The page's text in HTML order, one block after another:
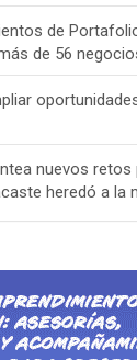
de
de 56
nuevos retos
heredó a la